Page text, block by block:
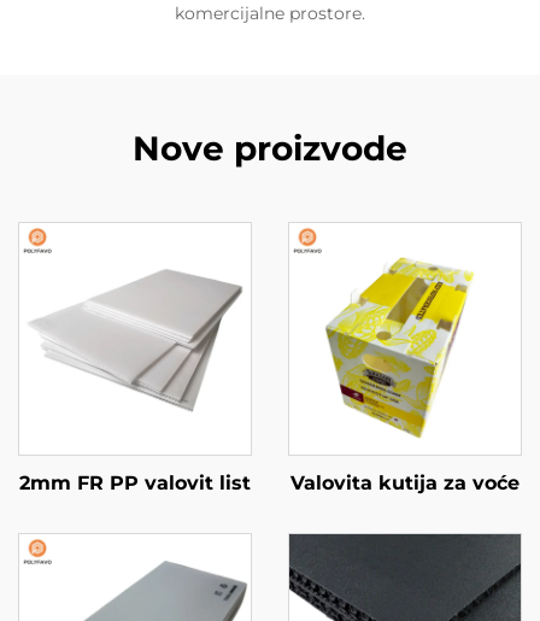
komercijalne prostore.
Nove proizvode
2mm FR PP valovit list Valovita kutija za voće